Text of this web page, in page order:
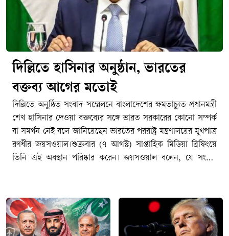
দিল্লিতে হাসিনার অনুষ্ঠান, ভারতের
বক্তব্য আগের মতোই
দিল্লিতে অনুষ্ঠিত সংবাদ সম্মেলনে বাংলাদেশের ক্ষমতাচ্যুত প্রধানমন্ত্রী
শেখ হাসিনার দেওয়া বক্তব্যের সঙ্গে ভারত সরকারের কোনো সম্পর্ক
বা সমর্থন নেই বলে জানিয়েছেন ভারতের পররাষ্ট্র মন্ত্রণালয়ের মুখপাত্র
রণধীর জয়সওয়াল।শুক্রবার (৭ আগস্ট) সাপ্তাহিক মিডিয়া ব্রিফিংয়ে
তিনি এই অবস্থান পরিষ্কার করেন। জয়সওয়াল বলেন, যে সংবাদ
বাংলাদেশের বর্তমান সরকার বা সার্বিক পরিস্থিতি নিয়ে যেসব বক্তব্য
বা মতামত তুলে ধরা হয়েছে, সেগুলোর সঙ্গে ভারত সরকারের
কোনো ধরনের সম্পৃক্ততা বা সমর্থন নেই বলেও স্পষ্ট করেন তিনি।